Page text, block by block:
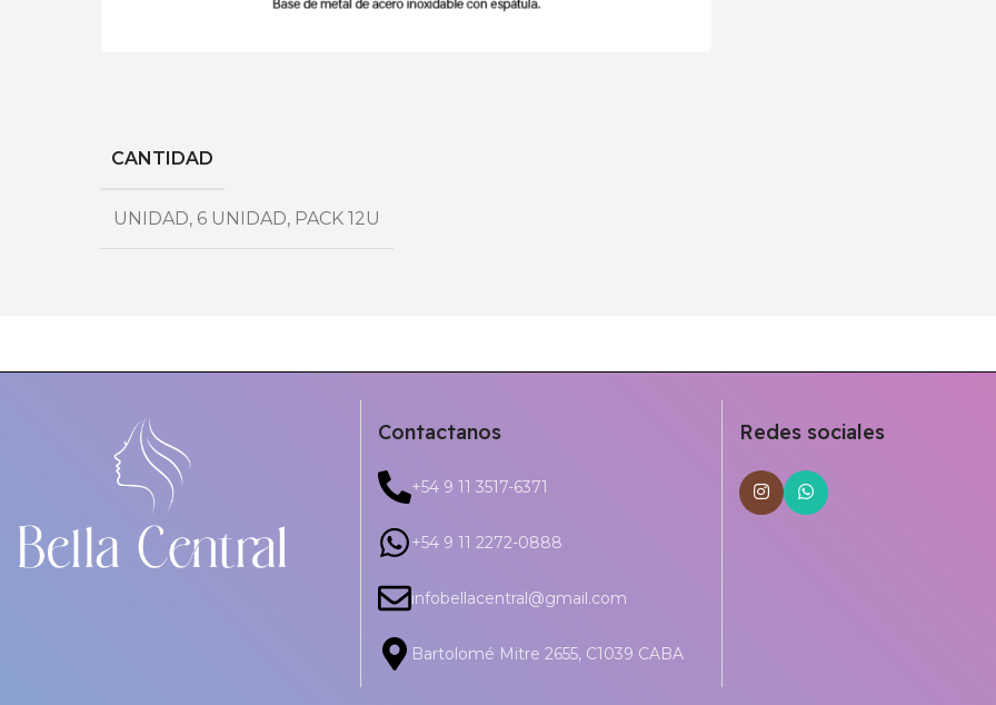
CANTIDAD
UNIDAD, 6 UNIDAD, PACK 12U
Contactanos
+54 9 11 3517-6371
+54 9 11 2272-0888
infobellacentral@gmail.com
Bartolomé Mitre 2655, C1039 CABA
Redes sociales